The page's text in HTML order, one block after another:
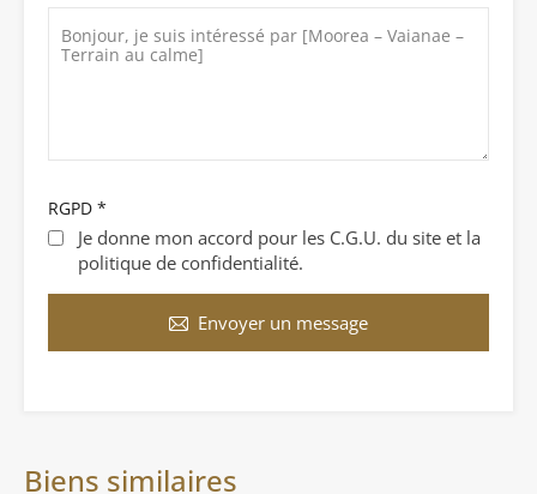
RGPD *
Je donne mon accord pour les C.G.U. du site et la
politique de confidentialité.
Envoyer un message
Biens similaires